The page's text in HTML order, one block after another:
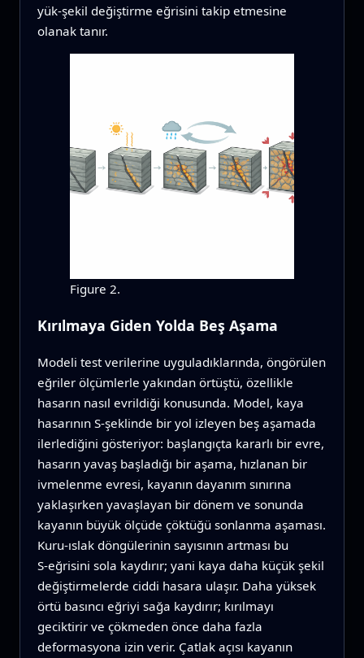
yük‑şekil değiştirme eğrisini takip etmesine
olanak tanır.
Figure 2.
Kırılmaya Giden Yolda Beş Aşama
Modeli test verilerine uyguladıklarında, öngörülen
eğriler ölçümlerle yakından örtüştü, özellikle
hasarın nasıl evrildiği konusunda. Model, kaya
hasarının S‑şeklinde bir yol izleyen beş aşamada
ilerlediğini gösteriyor: başlangıçta kararlı bir evre,
hasarın yavaş başladığı bir aşama, hızlanan bir
ivmelenme evresi, kayanın dayanım sınırına
yaklaşırken yavaşlayan bir dönem ve sonunda
kayanın büyük ölçüde çöktüğü sonlanma aşaması.
Kuru‑ıslak döngülerinin sayısının artması bu
S‑eğrisini sola kaydırır; yani kaya daha küçük şekil
değiştirmelerde ciddi hasara ulaşır. Daha yüksek
örtü basıncı eğriyi sağa kaydırır; kırılmayı
geciktirir ve çökmeden önce daha fazla
deformasyona izin verir. Çatlak açısı kayanın